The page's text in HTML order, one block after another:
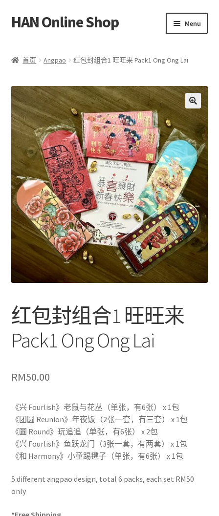
Skip
to
Skip
to
HAN Online Shop Menu
我的账户
Expand
child
menu
中文
Bahasa Melayu
首页 Angpao 红包封组合1 旺旺来 Pack1 Ong Ong Lai
🔍
红包封组合1 旺旺来
Pack1 Ong Ong Lai
RM50.00
《兴 Fourlish》老鼠与花丛（单张，有6张） x 1包
《团圆 Reunion》年夜饭（2张一套，有三套） x 1包
《圆 Round》玩追追（单张，有6张） x 2包
《兴 Fourlish》鱼跃龙门（3张一套，有两套） x 1包
《和 Harmony》小童踢毽子（单张，有6张） x 1包
5 different angpao design, total 6 packs, each set RM50
only